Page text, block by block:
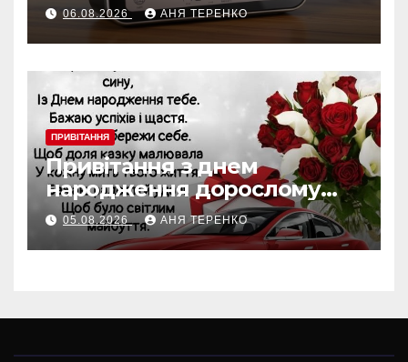
06.08.2026 АНЯ ТЕРЕНКО
ПРИВІТАННЯ
Привітання з днем
народження дорослому
хрещенику
05.08.2026 АНЯ ТЕРЕНКО